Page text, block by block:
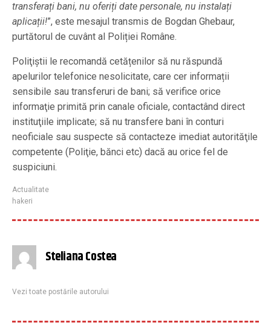
transferați bani, nu oferiți date personale, nu instalați
aplicații!”, este mesajul transmis de Bogdan Ghebaur,
purtătorul de cuvânt al Poliției Române.
Poliţiştii le recomandă cetățenilor să nu răspundă
apelurilor telefonice nesolicitate, care cer informații
sensibile sau transferuri de bani; să verifice orice
informaţie primită prin canale oficiale, contactând direct
instituţiile implicate; să nu transfere bani în conturi
neoficiale sau suspecte să contacteze imediat autorităţile
competente (Poliţie, bănci etc) dacă au orice fel de
suspiciuni.
Actualitate
hakeri
Steliana Costea
Vezi toate postările autorului